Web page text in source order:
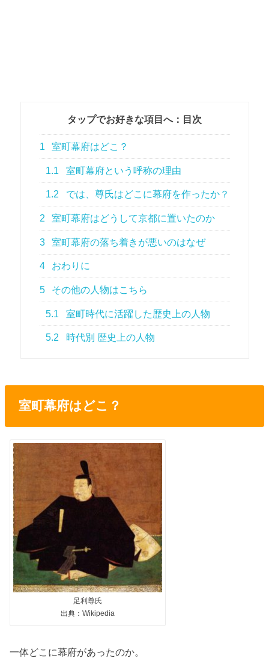
タップでお好きな項目へ：目次
1 室町幕府はどこ？
1.1 室町幕府という呼称の理由
1.2 では、尊氏はどこに幕府を作ったか？
2 室町幕府はどうして京都に置いたのか
3 室町幕府の落ち着きが悪いのはなぜ
4 おわりに
5 その他の人物はこちら
5.1 室町時代に活躍した歴史上の人物
5.2 時代別 歴史上の人物
室町幕府はどこ？
足利尊氏
出典：Wikipedia
一体どこに幕府があったのか。